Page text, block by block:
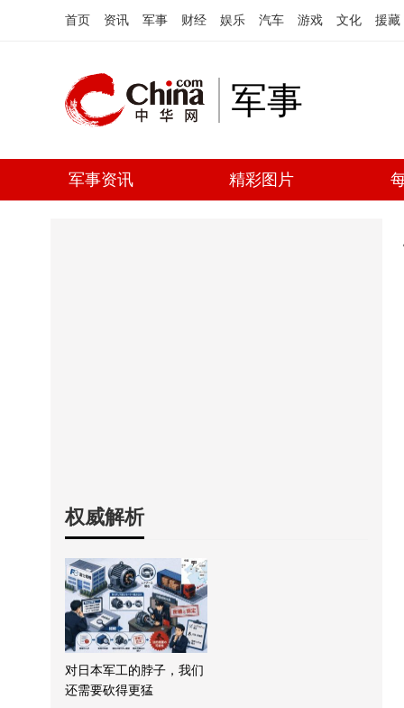
首页 资讯 军事 财经 娱乐 汽车 游戏 文化 援藏
军事
军事资讯 精彩图片
权威解析
对日本军工的脖子，我们
还需要砍得更猛